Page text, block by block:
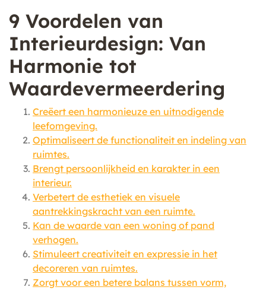
9 Voordelen van
Interieurdesign: Van
Harmonie tot
Waardevermeerdering
Creëert een harmonieuze en uitnodigende
leefomgeving.
Optimaliseert de functionaliteit en indeling van
ruimtes.
Brengt persoonlijkheid en karakter in een
interieur.
Verbetert de esthetiek en visuele
aantrekkingskracht van een ruimte.
Kan de waarde van een woning of pand
verhogen.
Stimuleert creativiteit en expressie in het
decoreren van ruimtes.
Zorgt voor een betere balans tussen vorm,